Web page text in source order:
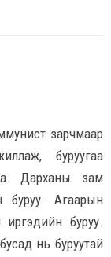
зарчмаар
буруугаа
Дарханы зам
буруу. Агаарын
буруу.
нь буруутай